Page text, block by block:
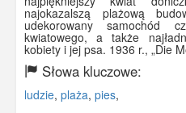
najokazalszą plażową
udekorowany samochód
kwiatowego, a także
kobiety i jej psa. 1936 r., „Die
Słowa kluczowe:
ludzie, plaża, pies,